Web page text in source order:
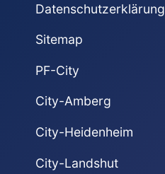
Datenschutzerklärung
Sitemap
PF-City
City-Amberg
City-Heidenheim
City-Landshut